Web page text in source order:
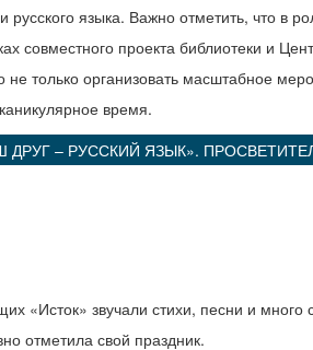
языка. Важно отметить, что в
совместного проекта библиотеки и
только организовать масштабное
время.
ДРУГ – РУССКИЙ ЯЗЫК».
«Исток» звучали стихи, песни и много
отметила свой праздник.